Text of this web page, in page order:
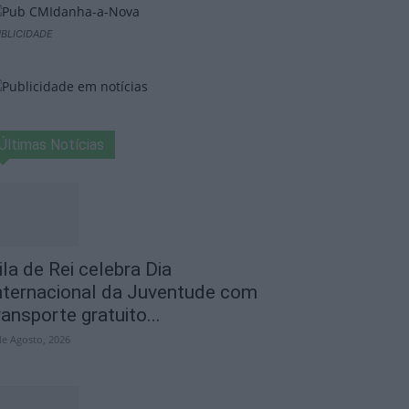
Últimas Notícias
de Rei celebra Dia
da Juventude com
gratuito...
Agosto, 2026